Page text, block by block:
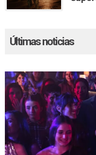
Últimas noticias